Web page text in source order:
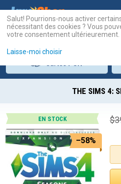
THE SIMS 4:
EN STOCK
–58%
$
Salut! Pourrions-nous activer
nécessitant des cookies ? Vous
votre consentement ultérieurement.
Laisse-moi choisir